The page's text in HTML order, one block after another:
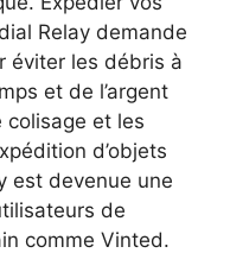
Relay demande
éviter les débris à
et de l’argent
et les
d’objets
est devenue une
de
comme Vinted.